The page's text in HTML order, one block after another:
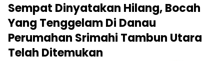
Sempat Dinyatakan Hilang, Bocah
Yang Tenggelam Di Danau
Perumahan Srimahi Tambun Utara
Telah Ditemukan